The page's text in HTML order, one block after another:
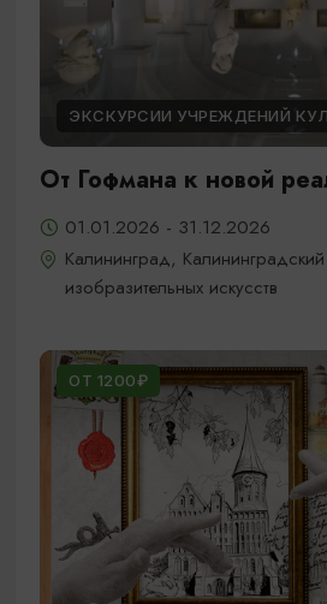
ЭКСКУРСИИ УЧРЕЖДЕНИЙ
От Гофмана к новой
01.01.2026 - 31.12.2026
Калининград,
изобразительных искусств
ОТ 1200₽